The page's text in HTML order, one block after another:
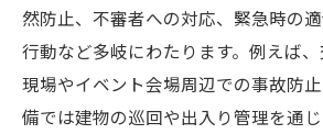
警備未経験者が安心して始
なこと
警備員募集で注目される未
未経験から警備でキャリア
然防止、不審者への対応、緊急時の
行動など多岐にわたります。例えば
現場やイベント会場周辺での事故防
備では建物の巡回や出入り管理を通